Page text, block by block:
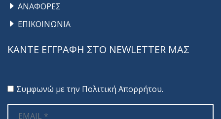
ΑΝΑΦΟΡΕΣ
ΕΠΙΚΟΙΝΩΝΙΑ
ΚΑΝΤΕ ΕΓΓΡΑΦΗ ΣΤΟ NEWLETTER ΜΑΣ
Συμφωνώ με την Πολιτική Απορρήτου.